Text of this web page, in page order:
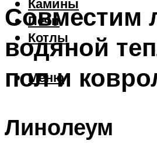
Камины
Печи
Котлы
Меню
Совместим
водяной
пол и
Линолеум